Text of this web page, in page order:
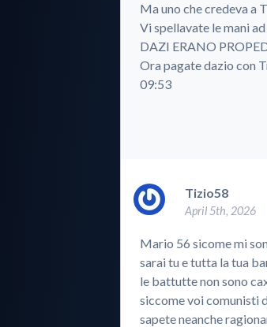
Ma uno che credeva a
Vi spellavate le mani
DAZI ERANO
Ora pagate dazio con
09:53
Tizio58
April 5th, 2026
Mario 56 sicome mi
sarai tu e tutta la tua
le battutte non sono
siccome voi comunisti
sapete neanche